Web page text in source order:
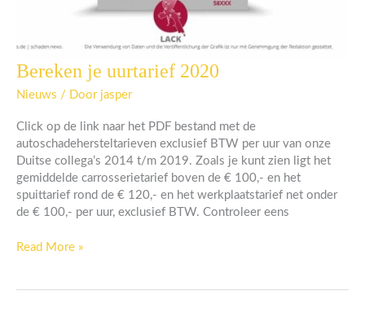
Bereken je uurtarief 2020
Nieuws / Door jasper
Click op de link naar het PDF bestand met de
autoschadehersteltarieven exclusief BTW per uur van onze
Duitse collega’s 2014 t/m 2019. Zoals je kunt zien ligt het
gemiddelde carrosserietarief boven de € 100,- en het
spuittarief rond de € 120,- en het werkplaatstarief net onder
de € 100,- per uur, exclusief BTW. Controleer eens
Bereken
uurtarief
Read More »